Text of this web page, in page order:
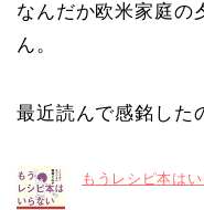
なんだか欧米家庭の
ん。
最近読んで感銘した
もうレシピ本は